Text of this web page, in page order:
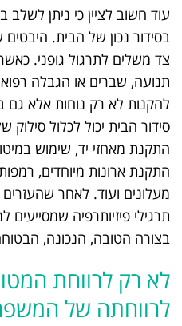
עוד חשוב לציין כי ניתן לשלב
בסידור נכון של הבית. היבטים
צד משלים לתרגול גופני.
תנועה, שברים או הגבלה
להקנות לא רק נוחות אלא גם
סידור הבית יכול לכלול סילוק
התקנת מאחזי יד, שימוש
התקנת ארונות מיוחדים,
מעלונים ועוד. לאחר
תרגילי פיזיותרפיה
בצורה הטובה, הנכונה,
לא רק לרווחת
לרווחתה של